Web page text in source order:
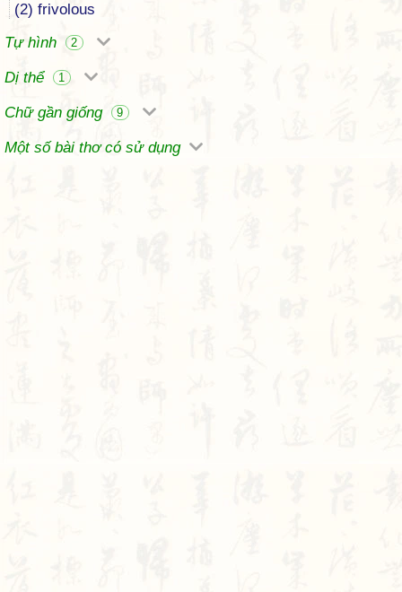
(2) frivolous
Tự hình
2
Dị thể 1
Chữ gần giống 9
Một số bài thơ có sử dụng